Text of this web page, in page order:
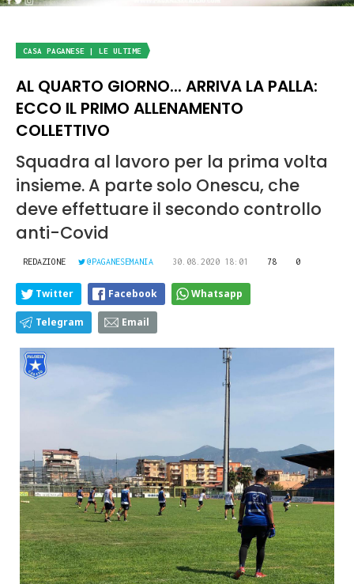
CASA PAGANESE | LE ULTIME
AL QUARTO GIORNO... ARRIVA LA PALLA:
ECCO IL PRIMO ALLENAMENTO
COLLETTIVO
Squadra al lavoro per la prima volta
insieme. A parte solo Onescu, che
deve effettuare il secondo controllo
anti-Covid
REDAZIONE @PAGANESEMANIA 30.08.2020 18:01 78 0
Twitter Facebook Whatsapp
Telegram Email